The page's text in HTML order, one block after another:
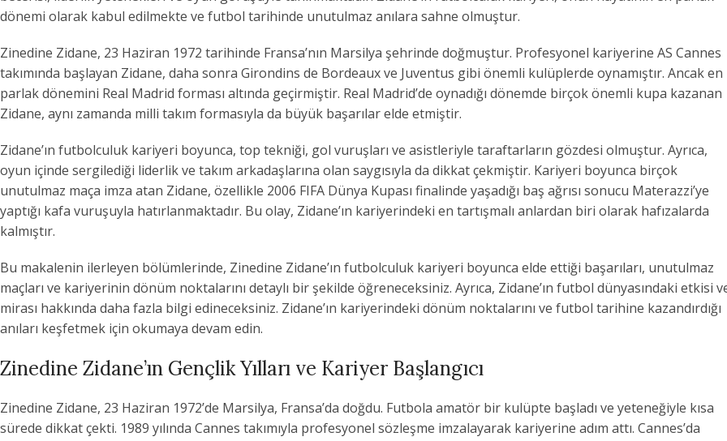
dönemi olarak kabul edilmekte ve futbol tarihinde unutulmaz anılara sahne olmuştur.
Zinedine Zidane, 23 Haziran 1972 tarihinde Fransa’nın Marsilya şehrinde doğmuştur. Profesyonel kariyerine AS Cannes
takımında başlayan Zidane, daha sonra Girondins de Bordeaux ve Juventus gibi önemli kulüplerde oynamıştır. Ancak en
parlak dönemini Real Madrid forması altında geçirmiştir. Real Madrid’de oynadığı dönemde birçok önemli kupa kazanan
Zidane, aynı zamanda milli takım formasıyla da büyük başarılar elde etmiştir.
Zidane’ın futbolculuk kariyeri boyunca, top tekniği, gol vuruşları ve asistleriyle taraftarların gözdesi olmuştur. Ayrıca,
oyun içinde sergilediği liderlik ve takım arkadaşlarına olan saygısıyla da dikkat çekmiştir. Kariyeri boyunca birçok
unutulmaz maça imza atan Zidane, özellikle 2006 FIFA Dünya Kupası finalinde yaşadığı baş ağrısı sonucu Materazzi’ye
yaptığı kafa vuruşuyla hatırlanmaktadır. Bu olay, Zidane’ın kariyerindeki en tartışmalı anlardan biri olarak hafızalarda
kalmıştır.
Bu makalenin ilerleyen bölümlerinde, Zinedine Zidane’ın futbolculuk kariyeri boyunca elde ettiği başarıları, unutulmaz
maçları ve kariyerinin dönüm noktalarını detaylı bir şekilde öğreneceksiniz. Ayrıca, Zidane’ın futbol dünyasındaki etkisi
mirası hakkında daha fazla bilgi edineceksiniz. Zidane’ın kariyerindeki dönüm noktalarını ve futbol tarihine kazandırdığı
anıları keşfetmek için okumaya devam edin.
Zinedine Zidane’ın Gençlik Yılları ve Kariyer Başlangıcı
Zinedine Zidane, 23 Haziran 1972’de Marsilya, Fransa’da doğdu. Futbola amatör bir kulüpte başladı ve yeteneğiyle kısa
sürede dikkat çekti. 1989 yılında Cannes takımıyla profesyonel sözleşme imzalayarak kariyerine adım attı. Cannes’da